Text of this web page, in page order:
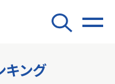
キング